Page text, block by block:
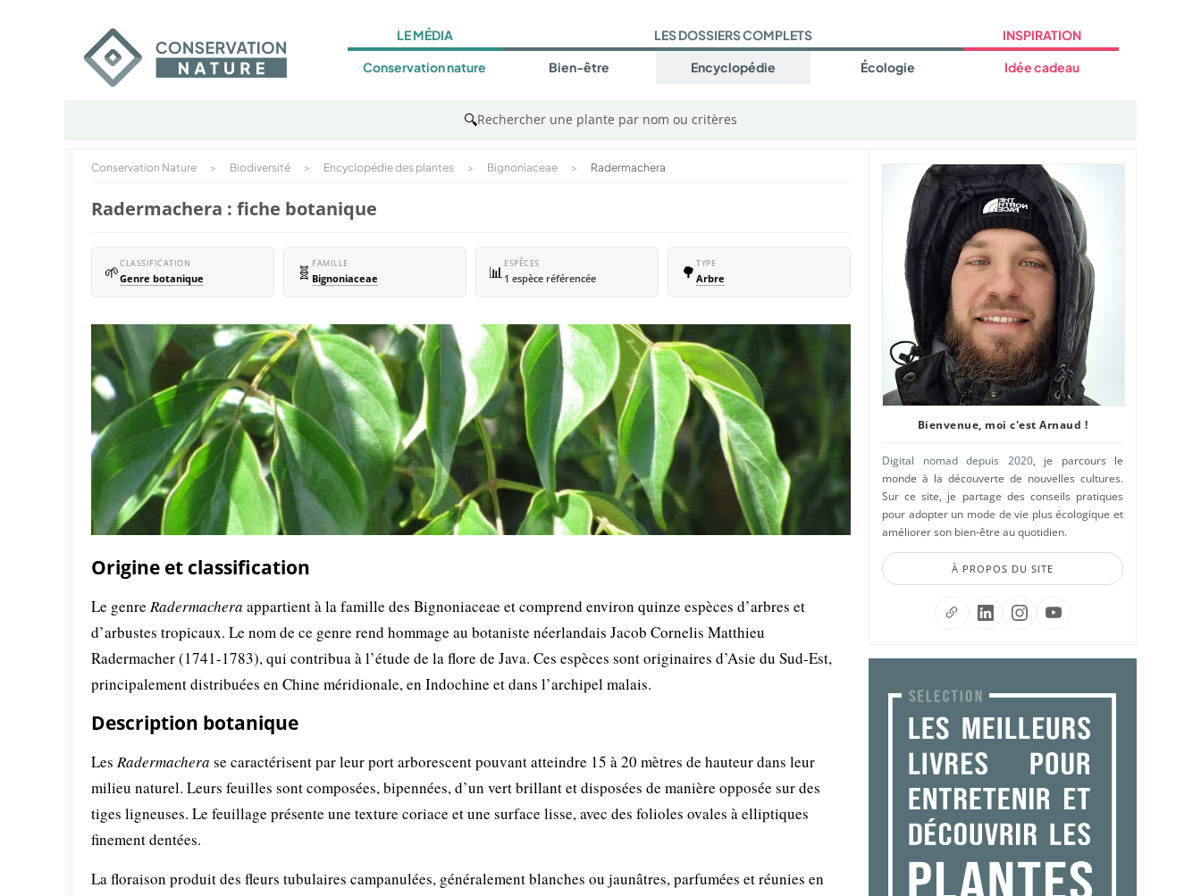
LE MÉDIA
Conservation nature
LES DOSSIERS COMPLETS
Bien-être Encyclopédie Écologie
INSPIRATION
Idée cadeau
🔍Rechercher une plante par nom ou critères
Conservation Nature > Biodiversité > Encyclopédie des plantes > Bignoniaceae > Radermachera
Radermachera : fiche botanique
🌱CLASSIFICATION
Genre botanique 🧬 FAMILLE
Bignoniaceae 📊 ESPÈCES
1 espèce référencée 🌳 TYPE
Arbre
Origine et classification
Le genre Radermachera appartient à la famille des Bignoniaceae et comprend environ quinze espèces d’arbres et
d’arbustes tropicaux. Le nom de ce genre rend hommage au botaniste néerlandais Jacob Cornelis Matthieu
Radermacher (1741-1783), qui contribua à l’étude de la flore de Java. Ces espèces sont originaires d’Asie du Sud-Est,
principalement distribuées en Chine méridionale, en Indochine et dans l’archipel malais.
Description botanique
Les Radermachera se caractérisent par leur port arborescent pouvant atteindre 15 à 20 mètres de hauteur dans leur
milieu naturel. Leurs feuilles sont composées, bipennées, d’un vert brillant et disposées de manière opposée sur des
tiges ligneuses. Le feuillage présente une texture coriace et une surface lisse, avec des folioles ovales à elliptiques
finement dentées.
La floraison produit des fleurs tubulaires campanulées, généralement blanches ou jaunâtres, parfumées et réunies en
Bienvenue, moi c'est Arnaud !
Digital nomad depuis 2020, je parcours le
monde à la découverte de nouvelles cultures.
Sur ce site, je partage des conseils pratiques
pour adopter un mode de vie plus écologique et
améliorer son bien-être au quotidien.
À PROPOS DU SITE